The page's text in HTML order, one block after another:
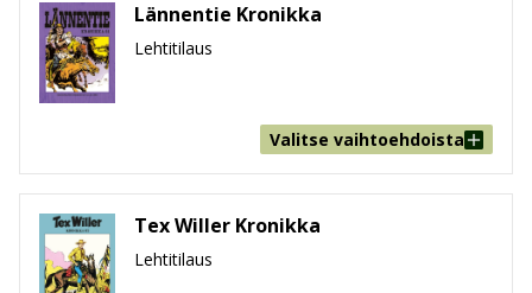
Lännentie Kronikka
Lehtitilaus
Valitse vaihtoehdoista
Tex Willer Kronikka
Lehtitilaus